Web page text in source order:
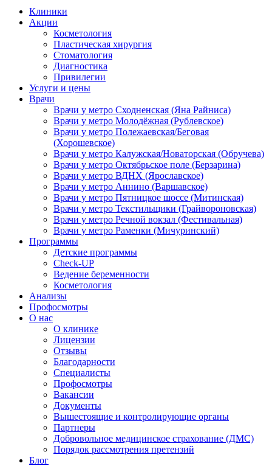
Клиники
Акции
Косметология
Пластическая хирургия
Стоматология
Диагностика
Привилегии
Услуги и цены
Врачи
Врачи у метро Сходненская (Яна Райниса)
Врачи у метро Молодёжная (Рублевское)
Врачи у метро Полежаевская/Беговая
(Хорошевское)
Врачи у метро Калужская/Новаторская (Обручева)
Врачи у метро Октябрьское поле (Берзарина)
Врачи у метро ВДНХ (Ярославское)
Врачи у метро Аннино (Варшавское)
Врачи у метро Пятницкое шоссе (Митинская)
Врачи у метро Текстильщики (Грайвороновская)
Врачи у метро Речной вокзал (Фестивальная)
Врачи у метро Раменки (Мичуринский)
Программы
Детские программы
Check-UP
Ведение беременности
Косметология
Анализы
Профосмотры
О нас
О клинике
Лицензии
Отзывы
Благодарности
Специалисты
Профосмотры
Вакансии
Документы
Вышестоящие и контролирующие органы
Партнеры
Добровольное медицинское страхование (ДМС)
Порядок рассмотрения претензий
Блог